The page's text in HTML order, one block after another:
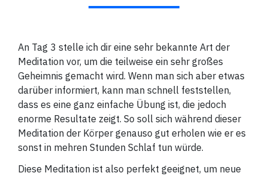
An Tag 3 stelle ich dir eine sehr bekannte Art der
Meditation vor, um die teilweise ein sehr großes
Geheimnis gemacht wird. Wenn man sich aber etwas
darüber informiert, kann man schnell feststellen,
dass es eine ganz einfache Übung ist, die jedoch
enorme Resultate zeigt. So soll sich während dieser
Meditation der Körper genauso gut erholen wie er es
sonst in mehren Stunden Schlaf tun würde.
Diese Meditation ist also perfekt geeignet, um neue